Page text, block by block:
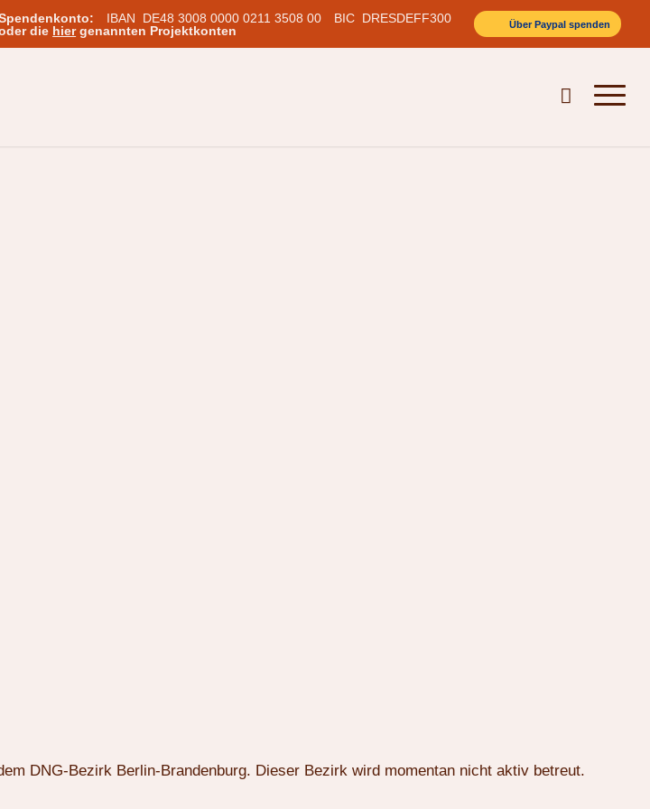
IBAN DE48 3008 0000 0211 3508 00
BIC DRESDEFF300
die hiergenannten Projektkonten Über Paypal spenden
DNG-Bezirk Berlin-Brandenburg. Dieser Bezirk wird momentan nicht aktiv betreut.